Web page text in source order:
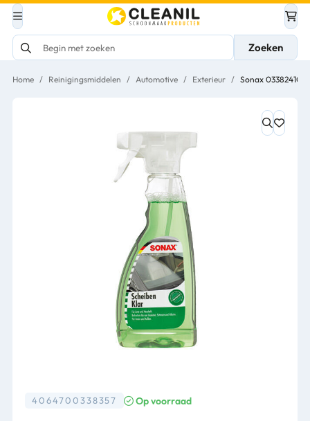
Zoeken
Home / Reinigingsmiddelen / Automotive / Exterieur / Sonax 03382410
4064700338357 Op voorraad